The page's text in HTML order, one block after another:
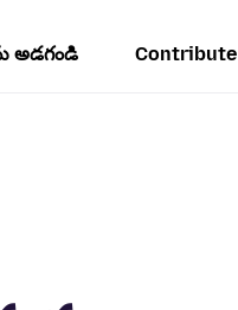
అడగండి Contribute